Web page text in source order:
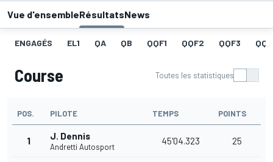
Vue d'ensembleRésultatsNews
ENGAGÉS EL1 QA QB QQF1 QQF2 QQF3
Course Toutes les statistiques
POS. PILOTE TEMPS POINTS
1 J. Dennis
Andretti Autosport
45'04.323 25